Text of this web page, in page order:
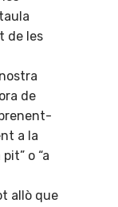
de les
de
a la
o “a
allò que